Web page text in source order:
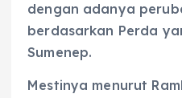
dengan adanya
berdasarkan Perda
Sumenep.
Mestinya menurut